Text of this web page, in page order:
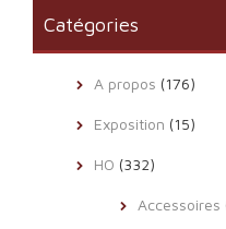
Catégories
A propos (176)
Exposition (15)
HO (332)
Accessoires